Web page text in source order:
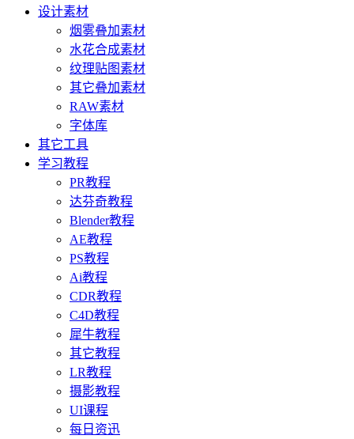
设计素材
烟雾叠加素材
水花合成素材
纹理贴图素材
其它叠加素材
RAW素材
字体库
其它工具
学习教程
PR教程
达芬奇教程
Blender教程
AE教程
PS教程
Ai教程
CDR教程
C4D教程
犀牛教程
其它教程
LR教程
摄影教程
UI课程
每日资迅